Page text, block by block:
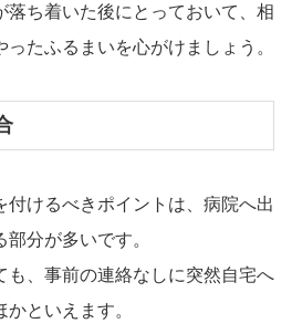
落ち着いた後にとっておいて、相
たふるまいを心がけましょう。
付けるべきポイントは、病院へ出
分が多いです。
も、事前の連絡なしに突然自宅へ
といえます。